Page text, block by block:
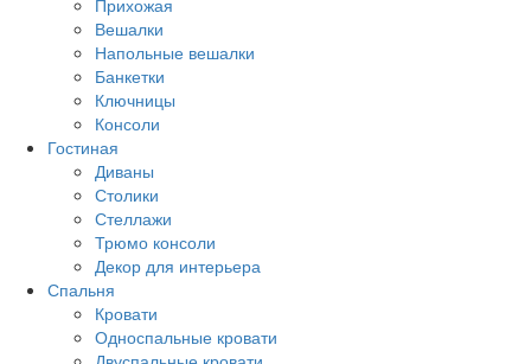
Прихожая
Вешалки
Напольные вешалки
Банкетки
Ключницы
Консоли
Гостиная
Диваны
Столики
Стеллажи
Трюмо консоли
Декор для интерьера
Спальня
Кровати
Односпальные кровати